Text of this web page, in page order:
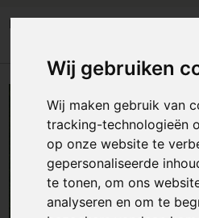
Wij gebruiken
Wij maken gebruik van
tracking-technologieën
op onze website te
gepersonaliseerde
te tonen, om ons
analyseren en om te
Home